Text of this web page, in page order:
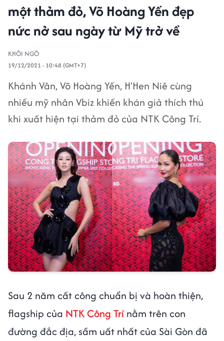
một thảm đỏ, Võ Hoàng Yến đẹp
nức nở sau ngày từ Mỹ trở về
KHÔI NGÔ
19/12/2021 - 10:48 (GMT+7)
Khánh Vân, Võ Hoàng Yến, H'Hen Niê cùng
nhiều mỹ nhân Vbiz khiến khán giả thích thú
khi xuất hiện tại thảm đỏ của NTK Công Trí.
Sau 2 năm cất công chuẩn bị và hoàn thiện,
flagship của NTK Công Trí nằm trên con
đường đắc địa, sầm uất nhất của Sài Gòn đã